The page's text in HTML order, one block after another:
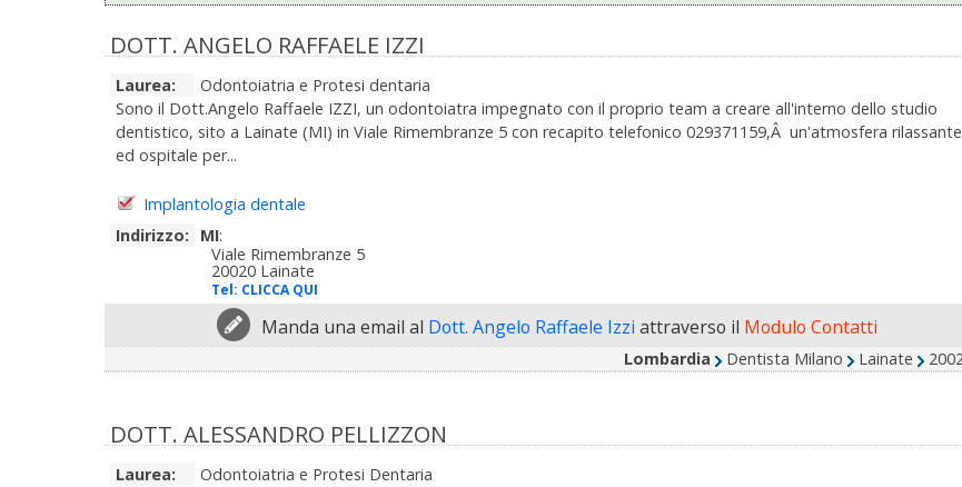
DOTT. ANGELO RAFFAELE IZZI
Laurea:
Odontoiatria e Protesi dentaria
Sono il Dott.Angelo Raffaele IZZI, un odontoiatra impegnato con il proprio team a creare all'interno dello studio
dentistico, sito a Lainate (MI) in Viale Rimembranze 5 con recapito telefonico 029371159,Â un'atmosfera rilassante
ed ospitale per...
Implantologia dentale
Indirizzo:
MI:
Viale Rimembranze 5
20020 Lainate
Tel: CLICCA QUI
Manda una email al Dott. Angelo Raffaele Izzi attraverso il Modulo Contatti
Lombardia Dentista Milano Lainate
DOTT. ALESSANDRO PELLIZZON
Laurea:
Odontoiatria e Protesi Dentaria